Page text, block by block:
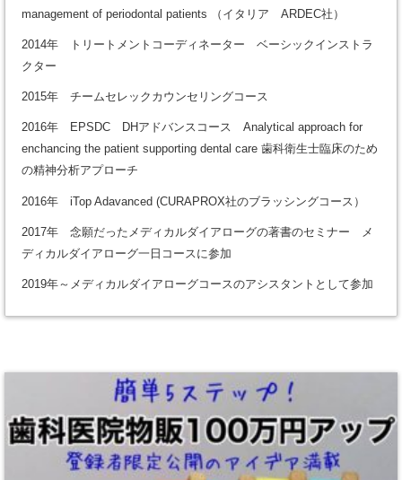
management of periodontal patients （イタリア ARDEC社）
2014年 トリートメントコーディネーター ベーシックインストラ
クター
2015年 チームセレックカウンセリングコース
2016年 EPSDC DHアドバンスコース Analytical approach for
enchancing the patient supporting dental care 歯科衛生士臨床のため
の精神分析アプローチ
2016年 iTop Adavanced (CURAPROX社のブラッシングコース）
2017年 念願だったメディカルダイアローグの著書のセミナー メ
ディカルダイアローグ一日コースに参加
2019年～メディカルダイアローグコースのアシスタントとして参加